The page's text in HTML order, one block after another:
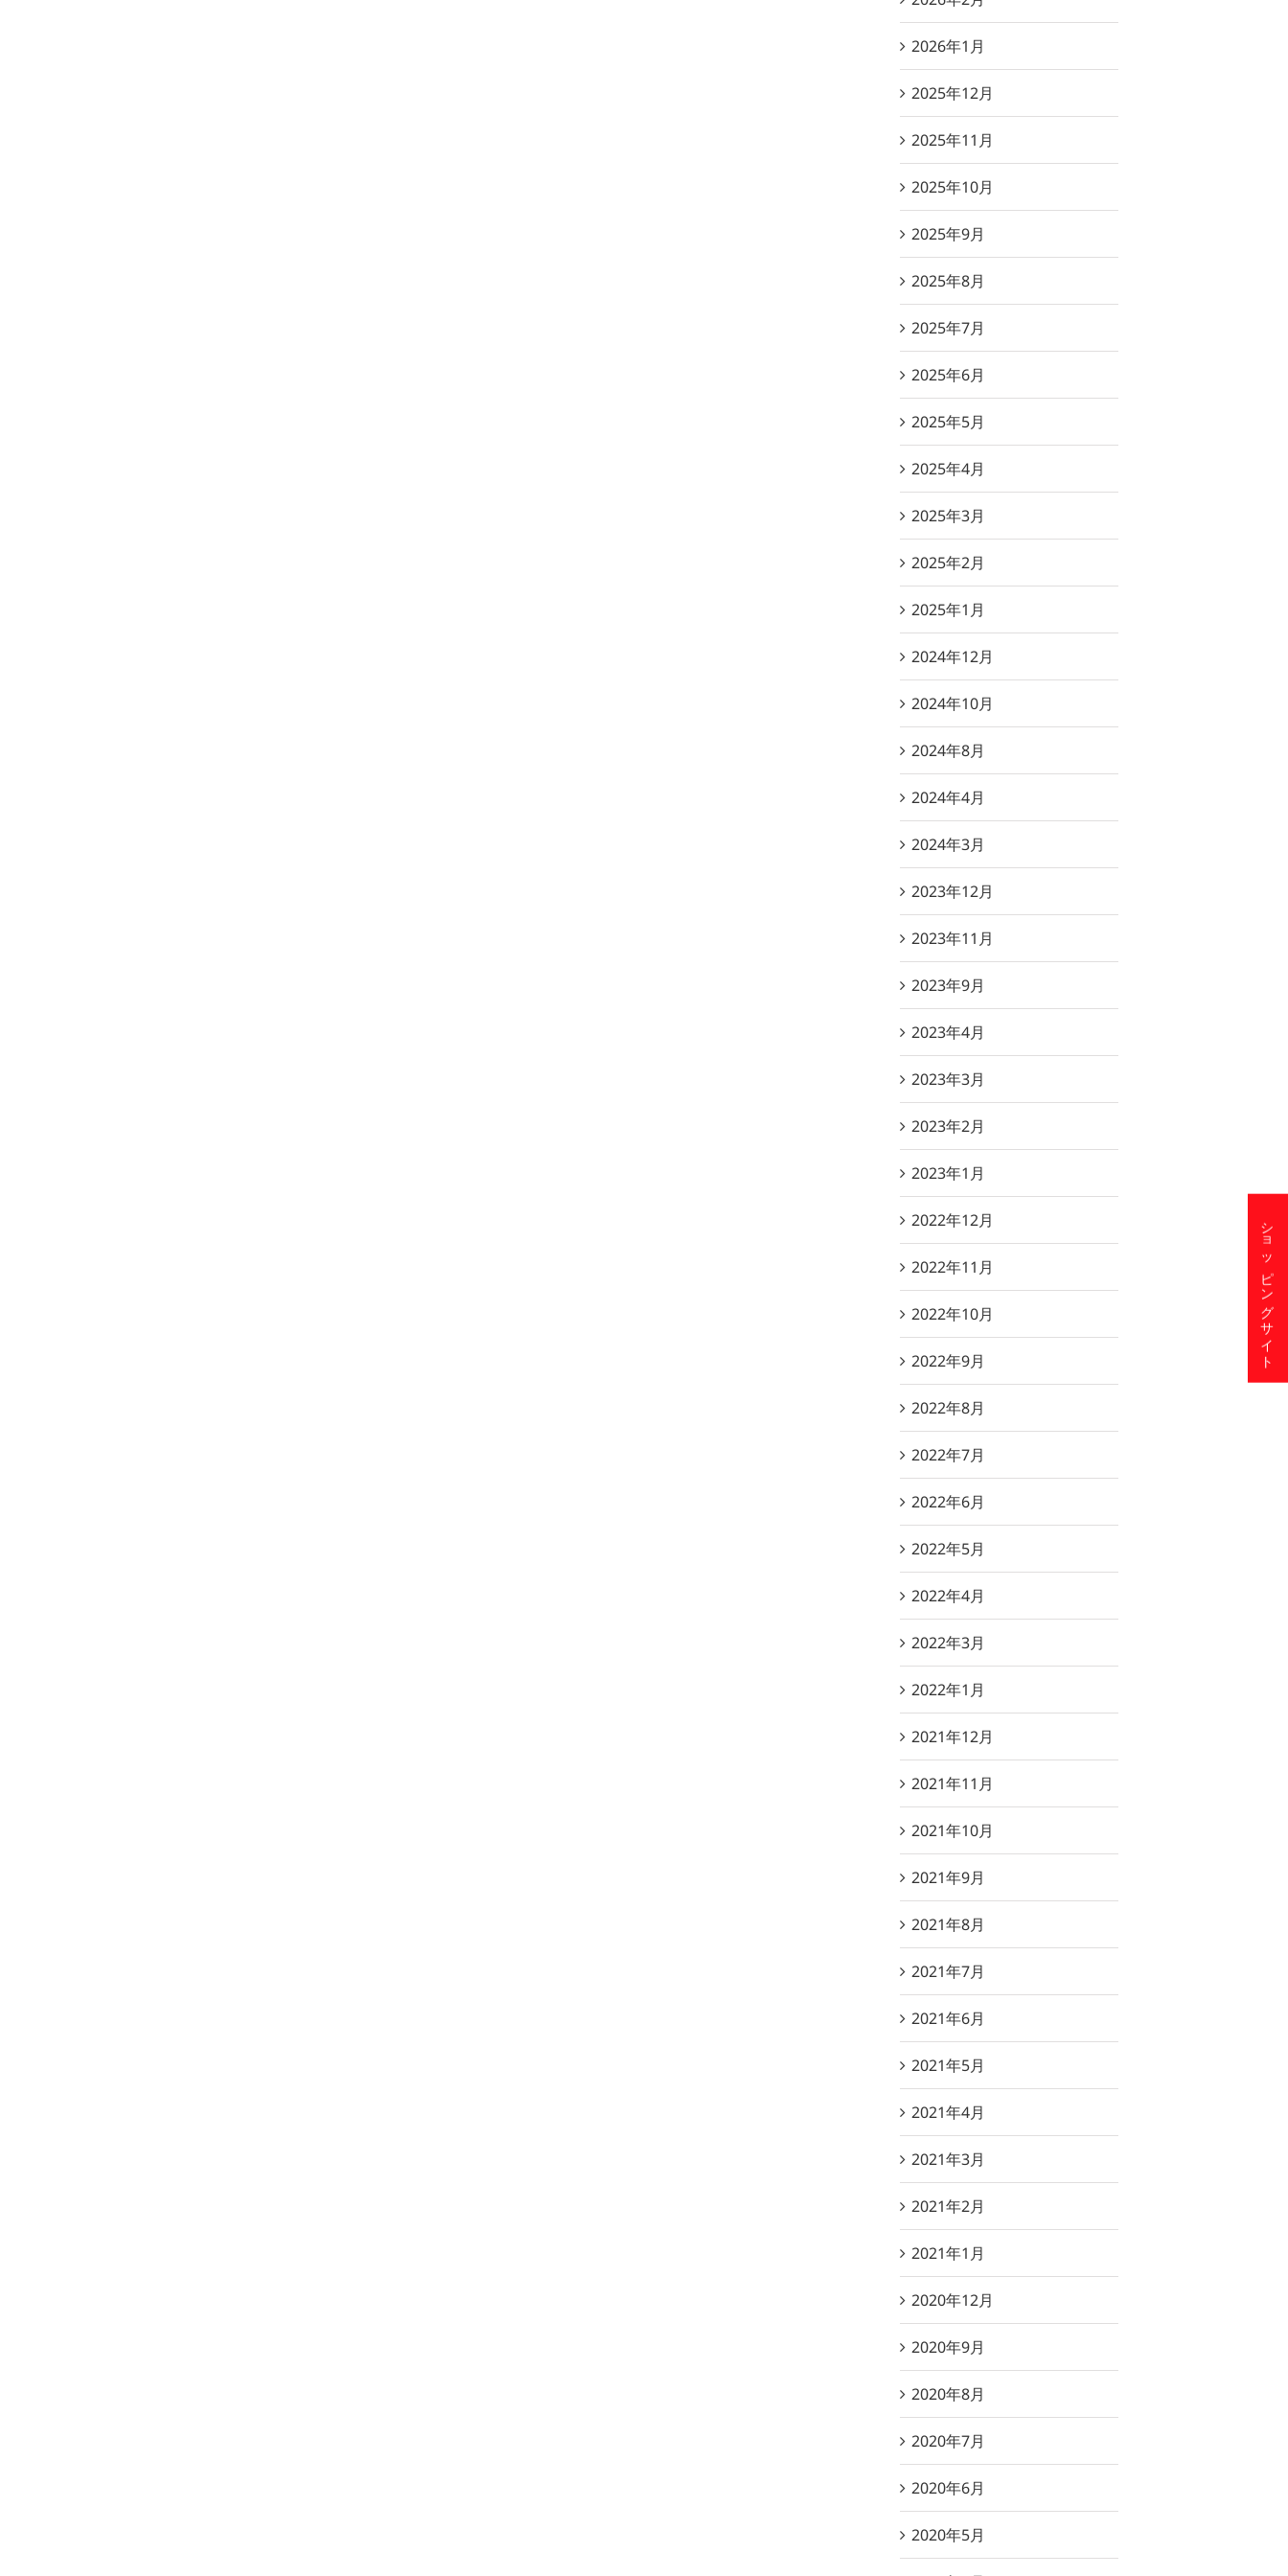
2026年1月
2025年12月
2025年11月
2025年10月
2025年9月
2025年8月
2025年7月
2025年6月
2025年5月
2025年4月
2025年3月
2025年2月
2025年1月
2024年12月
2024年10月
2024年8月
2024年4月
2024年3月
2023年12月
2023年11月
2023年9月
2023年4月
2023年3月
2023年2月
2023年1月
2022年12月
2022年11月
2022年10月
2022年9月
2022年8月
2022年7月
2022年6月
2022年5月
2022年4月
2022年3月
2022年1月
2021年12月
2021年11月
2021年10月
2021年9月
2021年8月
2021年7月
2021年6月
2021年5月
2021年4月
2021年3月
2021年2月
2021年1月
2020年12月
2020年9月
2020年8月
2020年7月
2020年6月
2020年5月
ショッピングサイト